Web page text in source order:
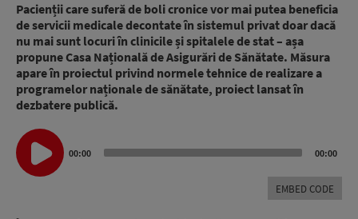
Pacienții care suferă de boli cronice vor mai putea beneficia
de servicii medicale decontate în sistemul privat doar dacă
nu mai sunt locuri în clinicile și spitalele de stat – așa
propune Casa Națională de Asigurări de Sănătate. Măsura
apare în proiectul privind normele tehnice de realizare a
programelor naționale de sănătate, proiect lansat în
dezbatere publică.
Audio
Player
00:00 00:00
EMBED CODE